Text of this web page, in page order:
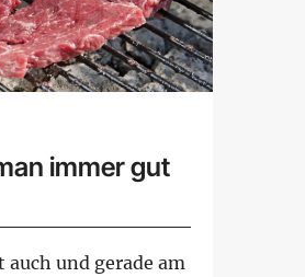
immer gut
und gerade am